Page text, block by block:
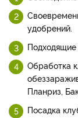
удобрений.
Подходящие
Обработка
Планриз,
Посадка